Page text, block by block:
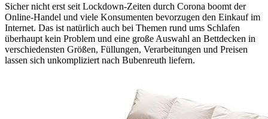
Sicher nicht erst seit Lockdown-Zeiten durch Corona boomt der
Online-Handel und viele Konsumenten bevorzugen den Einkauf im
Internet. Das ist natürlich auch bei Themen rund ums Schlafen
überhaupt kein Problem und eine große Auswahl an Bettdecken in
verschiedensten Größen, Füllungen, Verarbeitungen und Preisen
lassen sich unkompliziert nach Bubenreuth liefern.